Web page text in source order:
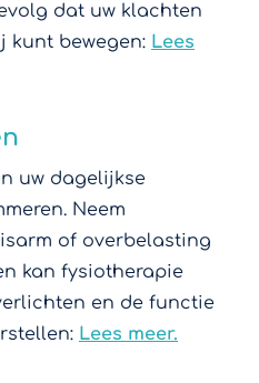
dat uw klachten
kunt bewegen: Lees
uw dagelijkse
Neem
of overbelasting
kan fysiotherapie
en de functie
Lees meer.